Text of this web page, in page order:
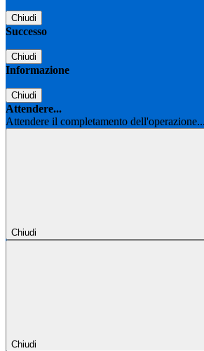
Chiudi
Successo
Chiudi
Informazione
Chiudi
Attendere...
Attendere il completamento dell'operazione...
Chiudi
Chiudi